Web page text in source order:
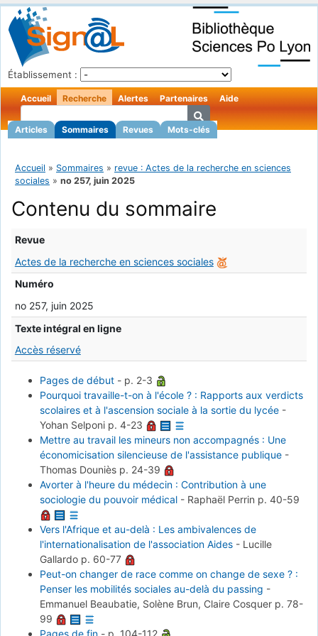
Établissement :
Accueil Recherche
Articles Sommaires Revues Mots-clés
Alertes Partenaires Aide
Accueil » Sommaires » revue : Actes de la recherche en sciences
sociales » no 257, juin 2025
Contenu du sommaire
Revue
Actes de la recherche en sciences sociales
Numéro
no 257, juin 2025
Texte intégral en ligne
Accès réservé
Pages de début - p. 2-3
Pourquoi travaille-t-on à l'école ? : Rapports aux verdicts
scolaires et à l'ascension sociale à la sortie du lycée -
Yohan Selponi p. 4-23
Mettre au travail les mineurs non accompagnés : Une
économicisation silencieuse de l'assistance publique -
Thomas Douniès p. 24-39
Avorter à l'heure du médecin : Contribution à une
sociologie du pouvoir médical - Raphaël Perrin p. 40-59
Vers l'Afrique et au-delà : Les ambivalences de
l'internationalisation de l'association Aides - Lucille
Gallardo p. 60-77
Peut-on changer de race comme on change de sexe ? :
Penser les mobilités sociales au-delà du passing -
Emmanuel Beaubatie, Solène Brun, Claire Cosquer p. 78-
99
Pages de fin - p. 104-112